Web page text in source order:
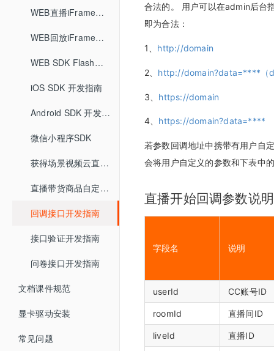
直播间管理
大班课&研讨会场景
创建直播间
分享链接
直播间设置
营销设置
观看端设置
讲师端设置
助教端设置
直播记录
直播回放
直播文档
直播监控
企业培训场景
创建企业培训直播间
分享链接
营销互动
直播回放
直播统计
高级设置
复制直播间
回放重置
全局设置
观看端皮肤设置
营销互动
防录屏设置
客户端设置
敏感词设置
直播审核
自定义未登录页
自定义表情
统计分析
直播统计
回放统计
资产管理
打赏收益
红包账户
提现账户设置
直播客户端概述
文档模式
大屏模式
直播客户端 V6.0
手机直播
手机直播概述
iOS推流app
安卓推流app
微信直播
助教端
主持人端
主持人端概述
主持人客户端
主持人网页
观看端
观看PC页面
观看移动H5页面
HTTP接口
高级设置接口
直播间管理
文档管理
回调
直播间自动登录方式
HTTP通信加密算法
版本更新记录
直播SDK
快速开始
直播SDK API
版本更新记录
回放SDK
快速开始
回放SDK API
版本更新记录
WEB直播iFrameUI 开发指南
WEB回放iFrameUI 开发指南
WEB SDK Flash升级H5
iOS SDK 开发指南
Android SDK 开发指南
微信小程序SDK
获得场景视频云直播插件使用说明
直播带货商品自定义跳转开发指南
回调接口开发指南
接口验证开发指南
问卷接口开发指南
文档课件规范
显卡驱动安装
常见问题
合法的。 ⽤户可以在admin后台
即为合法：
1、 http://domain
2、 http://domain?data=****（
3、 https://domain
4、 https://domain?data=****
若参数回调地址中携带有⽤户⾃
会将⽤户⾃定义的参数和下表中
直播开始回调参数说
字段名 说明
userId CC账号ID
roomId 直播间ID
liveId 直播ID